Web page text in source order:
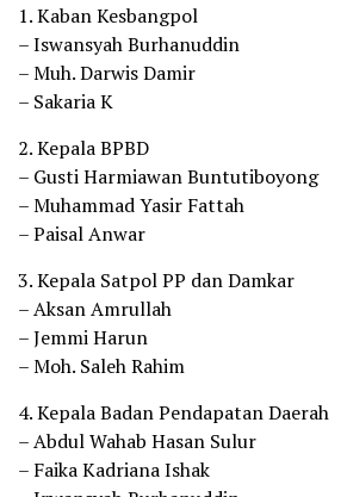
1. Kaban Kesbangpol
– Iswansyah Burhanuddin
– Muh. Darwis Damir
– Sakaria K
2. Kepala BPBD
– Gusti Harmiawan Buntutiboyong
– Muhammad Yasir Fattah
– Paisal Anwar
3. Kepala Satpol PP dan Damkar
– Aksan Amrullah
– Jemmi Harun
– Moh. Saleh Rahim
4. Kepala Badan Pendapatan Daerah
– Abdul Wahab Hasan Sulur
– Faika Kadriana Ishak